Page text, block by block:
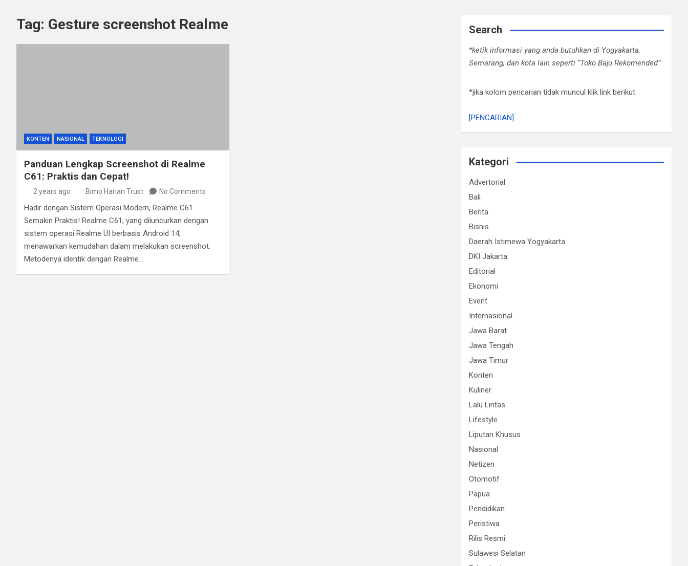
Tag: Gesture screenshot Realme
KONTEN NASIONAL TEKNOLOGI
Panduan Lengkap Screenshot di Realme
C61: Praktis dan Cepat!
2 years ago Bimo Harian Trust No Comments
Hadir dengan Sistem Operasi Modern, Realme C61
Semakin Praktis! Realme C61, yang diluncurkan dengan
sistem operasi Realme UI berbasis Android 14,
menawarkan kemudahan dalam melakukan screenshot.
Metodenya identik dengan Realme…
Search
*ketik informasi yang anda butuhkan di Yogyakarta,
Semarang, dan kota lain seperti “Toko Baju Rekomended”
*jika kolom pencarian tidak muncul klik link berikut
[PENCARIAN]
Kategori
Advertorial
Bali
Berita
Bisnis
Daerah Istimewa Yogyakarta
DKI Jakarta
Editorial
Ekonomi
Event
Internasional
Jawa Barat
Jawa Tengah
Jawa Timur
Konten
Kuliner
Lalu Lintas
Lifestyle
Liputan Khusus
Nasional
Netizen
Otomotif
Papua
Pendidikan
Peristiwa
Rilis Resmi
Sulawesi Selatan